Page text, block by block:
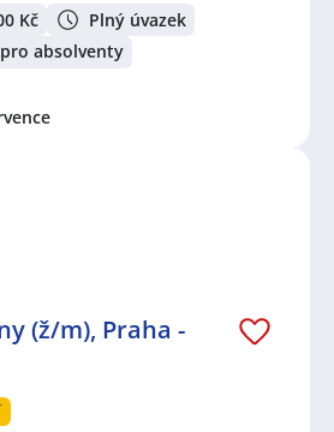
Kč
Plný úvazek
absolventy
(ž/m), Praha -